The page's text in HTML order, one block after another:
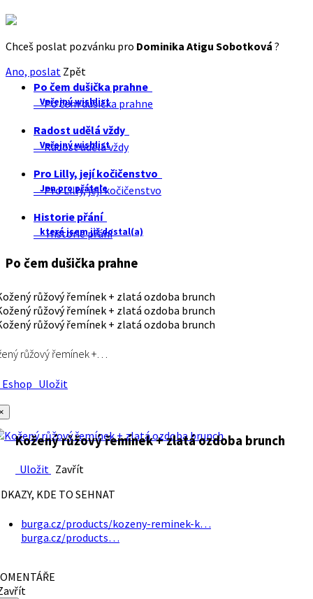
Chceš poslat pozvánku pro Dominika Atigu Sobotková ?
Ano, poslat Zpět
Po čem dušička prahne
Veřejný wishlist
Po čem dušička prahne
Radost udělá vždy
Veřejný wishlist
Radost udělá vždy
Pro Lilly, její kočičenstvo
Jen pro přátele
Pro Lilly, její kočičenstvo
Historie přání
které jsem již dostal(a)
Historie přání
Po čem dušička prahne
růžový řemínek +…
Uložit
Kožený růžový řemínek + zlatá ozdoba brunch
Uložit Zavřít
KDE TO SEHNAT
burga.cz/products/kozeny-reminek-k…
burga.cz/products…